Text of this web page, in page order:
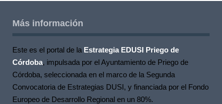
Más información
Este es el portal de la Estrategia EDUSI Priego de
Córdoba, impulsada por el Ayuntamiento de Priego de
Córdoba, seleccionada en el marco de la Segunda
Convocatoria de Estrategias DUSI, y financiada por el Fondo
Europeo de Desarrollo Regional en un 80%.